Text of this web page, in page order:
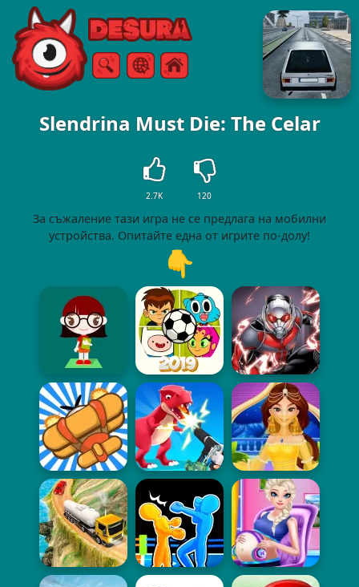
Free Online Games
ТърсенеМеню
Slendrina Must Die: The Celar
2.7K 120
За съжаление тази игра не се предлага на мобилни
устройства. Опитайте една от игрите по-долу!
👇